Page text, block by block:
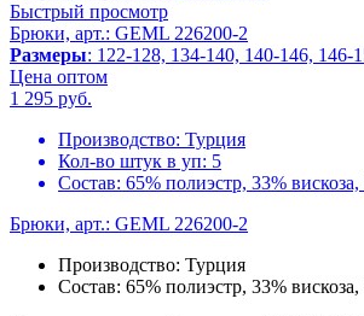
Быстрый просмотр
Брюки, арт.: GEML 226200-2
Размеры: 122-128, 134-140, 140-146, 146-
Цена оптом
1 295 руб.
Производство: Турция
Кол-во штук в уп: 5
Состав: 65% полиэстр, 33% вискоза,
Брюки, арт.: GEML 226200-2
Производство: Турция
Состав: 65% полиэстр, 33% вискоза,